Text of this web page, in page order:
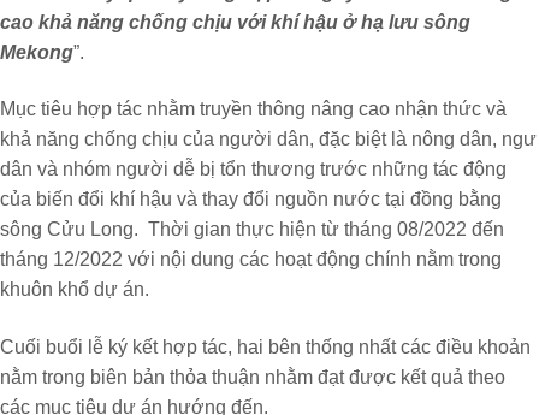
cao khả năng chống chịu với khí hậu ở hạ lưu sông
Mekong”.
Mục tiêu hợp tác nhằm truyền thông nâng cao nhận thức và
khả năng chống chịu của người dân, đặc biệt là nông dân, ngư
dân và nhóm người dễ bị tổn thương trước những tác động
của biến đổi khí hậu và thay đổi nguồn nước tại đồng bằng
sông Cửu Long. Thời gian thực hiện từ tháng 08/2022 đến
tháng 12/2022 với nội dung các hoạt động chính nằm trong
khuôn khổ dự án.
Cuối buổi lễ ký kết hợp tác, hai bên thống nhất các điều khoản
nằm trong biên bản thỏa thuận nhằm đạt được kết quả theo
các mục tiêu dự án hướng đến.